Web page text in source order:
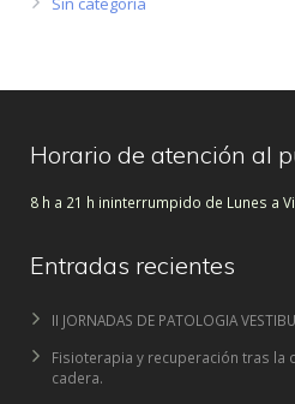
Horario de atención al
8 h a 21 h ininterrumpido de Lunes a
Entradas recientes
II JORNADAS DE PATOLOGIA
Fisioterapia y recuperación tras la
cadera.